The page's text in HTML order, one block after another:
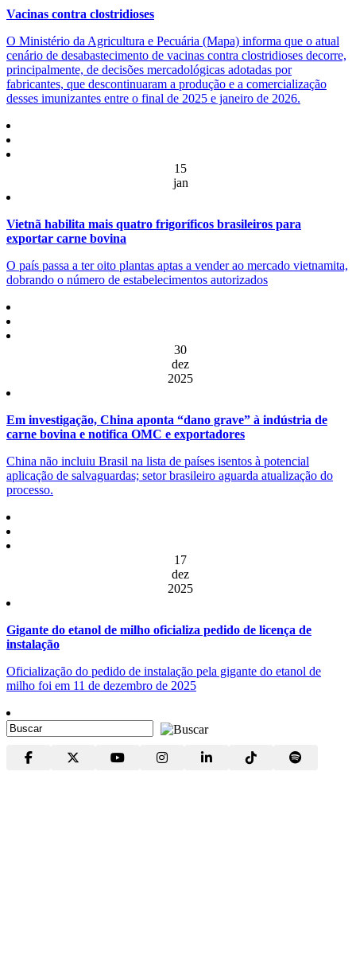
Vacinas contra clostridioses
O Ministério da Agricultura e Pecuária (Mapa) informa que o atual
cenário de desabastecimento de vacinas contra clostridioses decorre,
principalmente, de decisões mercadológicas adotadas por
fabricantes, que descontinuaram a produção e a comercialização
desses imunizantes entre o final de 2025 e janeiro de 2026.
15
jan
Vietnã habilita mais quatro frigoríficos brasileiros para
exportar carne bovina
O país passa a ter oito plantas aptas a vender ao mercado vietnamita,
dobrando o número de estabelecimentos autorizados
30
dez
2025
Em investigação, China aponta “dano grave” à indústria de
carne bovina e notifica OMC e exportadores
China não incluiu Brasil na lista de países isentos à potencial
aplicação de salvaguardas; setor brasileiro aguarda atualização do
processo.
17
dez
2025
Gigante do etanol de milho oficializa pedido de licença de
instalação
Oficialização do pedido de instalação pela gigante do etanol de
milho foi em 11 de dezembro de 2025